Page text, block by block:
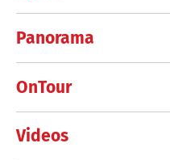
Panorama
OnTour
Videos